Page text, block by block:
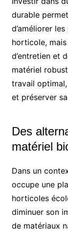
durable
d’améliorer
horticole,
d’entretien et
matériel
travail
et préserver
Des
matériel
Dans un
occupe une
horticoles
diminuer son
de matériaux